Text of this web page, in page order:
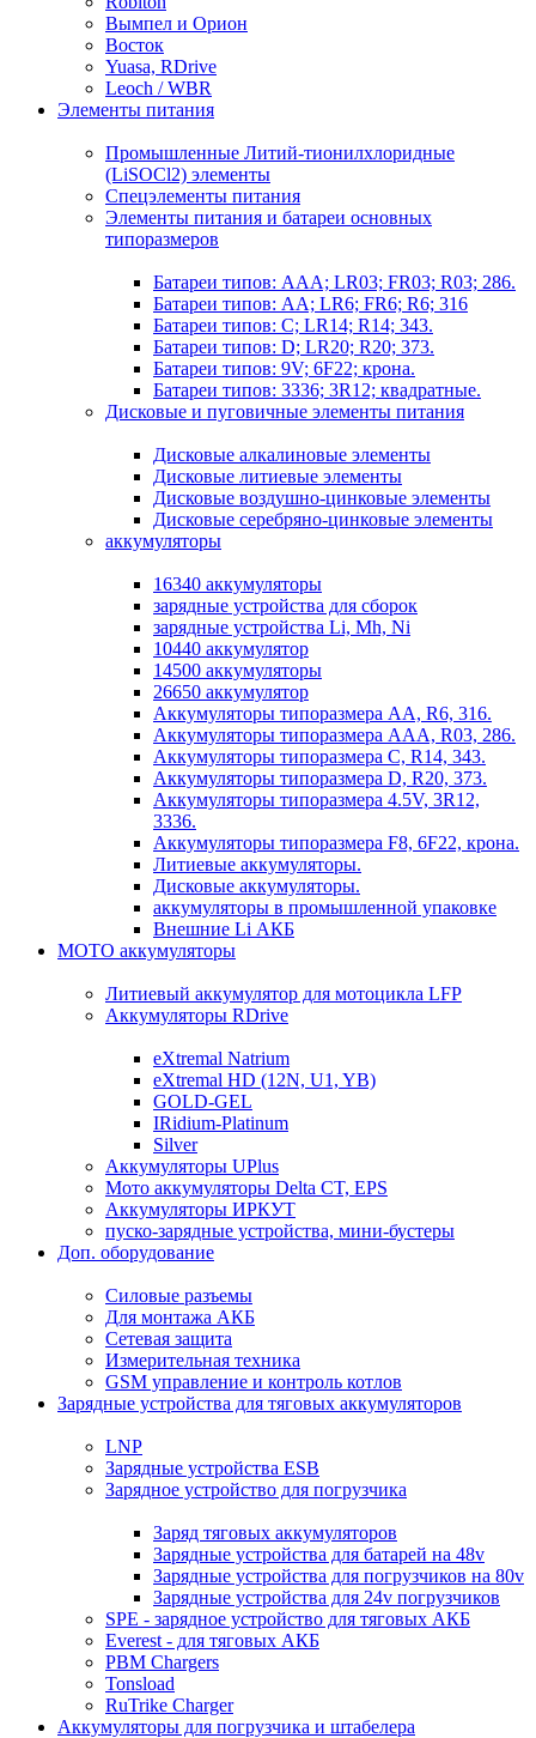
Вымпел и Орион
Восток
Yuasa, RDrive
Leoch / WBR
Элементы питания
Промышленные Литий-тионилхлоридные
(LiSOCl2) элементы
Спецэлементы питания
Элементы питания и батареи основных
типоразмеров
Батареи типов: AAA; LR03; FR03; R03; 286.
Батареи типов: AA; LR6; FR6; R6; 316
Батареи типов: C; LR14; R14; 343.
Батареи типов: D; LR20; R20; 373.
Батареи типов: 9V; 6F22; крона.
Батареи типов: 3336; 3R12; квадратные.
Дисковые и пуговичные элементы питания
Дисковые алкалиновые элементы
Дисковые литиевые элементы
Дисковые воздушно-цинковые элементы
Дисковые серебряно-цинковые элементы
аккумуляторы
16340 аккумуляторы
зарядные устройства для сборок
зарядные устройства Li, Mh, Ni
10440 аккумулятор
14500 аккумуляторы
26650 аккумулятор
Аккумуляторы типоразмера АА, R6, 316.
Аккумуляторы типоразмера ААА, R03, 286.
Аккумуляторы типоразмера С, R14, 343.
Аккумуляторы типоразмера D, R20, 373.
Аккумуляторы типоразмера 4.5V, 3R12,
3336.
Аккумуляторы типоразмера F8, 6F22, крона.
Литиевые аккумуляторы.
Дисковые аккумуляторы.
аккумуляторы в промышленной упаковке
Внешние Li АКБ
МОТО аккумуляторы
Литиевый аккумулятор для мотоцикла LFP
Аккумуляторы RDrive
eXtremal Natrium
eXtremal HD (12N, U1, YB)
GOLD-GEL
IRidium-Platinum
Silver
Аккумуляторы UPlus
Мото аккумуляторы Delta CT, EPS
Аккумуляторы ИРКУТ
пуско-зарядные устройства, мини-бустеры
Доп. оборудование
Силовые разъемы
Для монтажа АКБ
Сетевая защита
Измерительная техника
GSM управление и контроль котлов
Зарядные устройства для тяговых аккумуляторов
LNP
Зарядные устройства ESB
Зарядное устройство для погрузчика
Заряд тяговых аккумуляторов
Зарядные устройства для батарей на 48v
Зарядные устройства для погрузчиков на 80v
Зарядные устройства для 24v погрузчиков
SPE - зарядное устройство для тяговых АКБ
Everest - для тяговых АКБ
PBM Chargers
Tonsload
RuTrike Charger
Аккумуляторы для погрузчика и штабелера